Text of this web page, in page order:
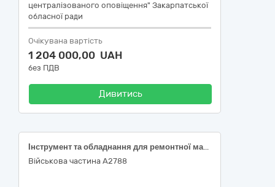
централізованого оповіщення" Закарпатської
обласної ради
Очікувана вартість
1 204 000,00 UAH
без ПДВ
Дивитись
Інструмент та обладнання для ремонтної майстерні технічних засобів (ДК 021:2015 – 44510000-8 Знаряддя)
Військова частина А2788